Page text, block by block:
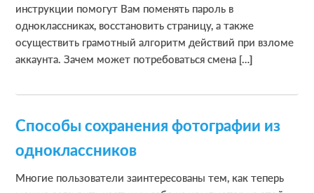
инструкции помогут Вам поменять пароль в
одноклассниках, восстановить страницу, а также
осуществить грамотный алгоритм действий при взломе
аккаунта. Зачем может потребоваться смена […]
Способы сохранения фотографии из
одноклассников
Многие пользователи заинтересованы тем, как теперь